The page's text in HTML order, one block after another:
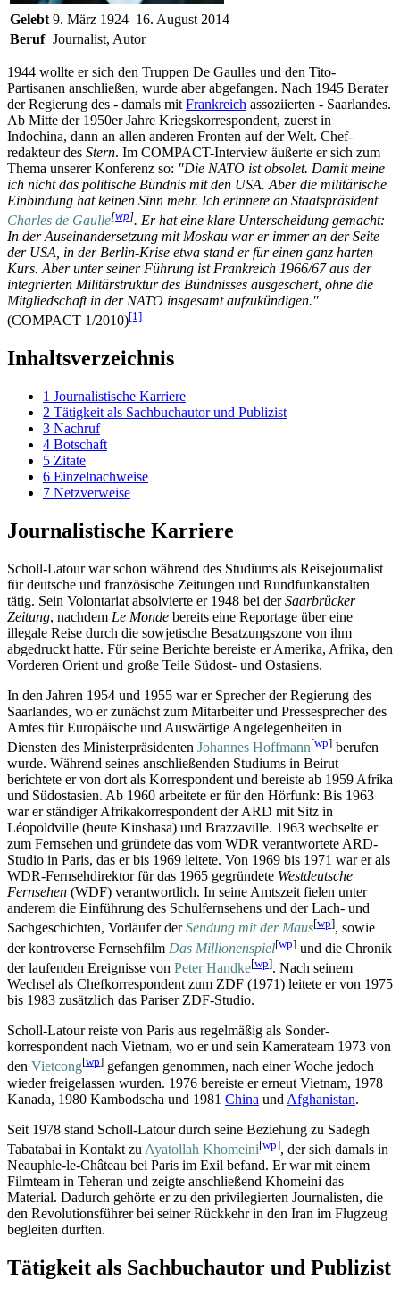
Gelebt 9. März 1924–16. August 2014
Beruf Journalist, Autor
1944 wollte er sich den Truppen De Gaulles und den Tito-
Partisanen anschließen, wurde aber abgefangen. Nach 1945 Berater
der Regierung des - damals mit Frankreich assoziierten - Saarlandes.
Ab Mitte der 1950er Jahre Kriegs­korrespondent, zuerst in
Indochina, dann an allen anderen Fronten auf der Welt. Chef­
redakteur des Stern. Im COMPACT-Interview äußerte er sich zum
Thema unserer Konferenz so: "Die NATO ist obsolet. Damit meine
ich nicht das politische Bündnis mit den USA. Aber die militärische
Einbindung hat keinen Sinn mehr. Ich erinnere an Staatspräsident
Charles de Gaulle[wp]. Er hat eine klare Unter­scheidung gemacht:
In der Aus­einander­setzung mit Moskau war er immer an der Seite
der USA, in der Berlin-Krise etwa stand er für einen ganz harten
Kurs. Aber unter seiner Führung ist Frankreich 1966/67 aus der
integrierten Militär­struktur des Bündnisses ausgeschert, ohne die
Mitgliedschaft in der NATO insgesamt aufzukündigen."
(COMPACT 1/2010)[1]
Inhaltsverzeichnis
1 Journalistische Karriere
2 Tätigkeit als Sachbuchautor und Publizist
3 Nachruf
4 Botschaft
5 Zitate
6 Einzelnachweise
7 Netzverweise
Journalistische Karriere
Scholl-Latour war schon während des Studiums als Reisejournalist
für deutsche und französische Zeitungen und Rundfunkanstalten
tätig. Sein Volontariat absolvierte er 1948 bei derSaarbrücker
Zeitung, nachdem Le Monde bereits eine Reportage über eine
illegale Reise durch die sowjetische Besatzungszone von ihm
abgedruckt hatte. Für seine Berichte bereiste er Amerika, Afrika, den
Vorderen Orient und große Teile Südost- und Ostasiens.
In den Jahren 1954 und 1955 war er Sprecher der Regierung des
Saarlandes, wo er zunächst zum Mitarbeiter und Pressesprecher des
Amtes für Europäische und Auswärtige Angelegenheiten in
Diensten des Minister­präsidenten Johannes Hoffmann[wp] berufen
wurde. Während seines anschließenden Studiums in Beirut
berichtete er von dort als Korrespondent und bereiste ab 1959 Afrika
und Südostasien. Ab 1960 arbeitete er für den Hörfunk: Bis 1963
war er ständiger Afrika­korrespondent der ARD mit Sitz in
Léopoldville (heute Kinshasa) und Brazzaville. 1963 wechselte er
zum Fernsehen und gründete das vom WDR verantwortete ARD-
Studio in Paris, das er bis 1969 leitete. Von 1969 bis 1971 war er als
WDR-Fernsehdirektor für das 1965 gegründete Westdeutsche
Fernsehen (WDF) verantwortlich. In seine Amtszeit fielen unter
anderem die Einführung des Schulfernsehens und der Lach- und
Sach­geschichten, Vorläufer derSendung mit der Maus[wp], sowie
der kontroverse Fernsehfilm Das Millionenspiel[wp] und die Chronik
der laufenden Ereignisse von Peter Handke[wp]. Nach seinem
Wechsel als Chef­korrespondent zum ZDF (1971) leitete er von 1975
bis 1983 zusätzlich das Pariser ZDF-Studio.
Scholl-Latour reiste von Paris aus regelmäßig als Sonder­
korrespondent nach Vietnam, wo er und sein Kamerateam 1973 von
den Vietcong[wp] gefangen genommen, nach einer Woche jedoch
wieder freigelassen wurden. 1976 bereiste er erneut Vietnam, 1978
Kanada, 1980 Kambodscha und 1981 China und Afghanistan.
Seit 1978 stand Scholl-Latour durch seine Beziehung zu Sadegh
Tabatabai in Kontakt zu Ayatollah Khomeini[wp], der sich damals in
Neauphle-le-Château bei Paris im Exil befand. Er war mit einem
Filmteam in Teheran und zeigte anschließend Khomeini das
Material. Dadurch gehörte er zu den privilegierten Journalisten, die
den Revolutions­führer bei seiner Rückkehr in den Iran im Flugzeug
begleiten durften.
Tätigkeit als Sachbuchautor und Publizist